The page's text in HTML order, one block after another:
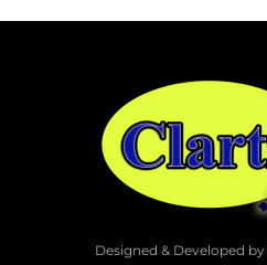
Designed & Developed by